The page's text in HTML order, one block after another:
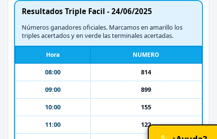
Resultados Triple Facil - 24/06/2025
Números ganadores oficiales. Marcamos en amarillo los
triples acertados y en verde las terminales acertadas.
Hora NUMERO
08:00
814
09:00
899
10:00
155
11:00
122